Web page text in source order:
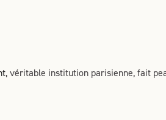
, véritable institution parisienne, fait